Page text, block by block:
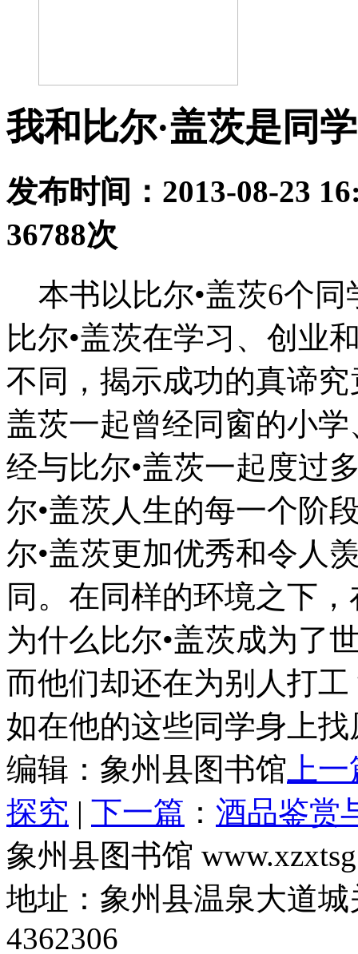
我和比尔·盖茨是同学
发布时间：2013-08-23
36788次
本书以比尔•盖茨6个同
比尔•盖茨在学习、创业
不同，揭示成功的真谛
盖茨一起曾经同窗的小
经与比尔•盖茨一起度过
尔•盖茨人生的每一个阶
尔•盖茨更加优秀和令人
同。在同样的环境之下
为什么比尔•盖茨成为了
而他们却还在为别人打
如在他的这些同学身上找
编辑：象州县图书馆 上
探究 | 下一篇 ： 酒品鉴赏
象州县图书馆
地址：象州县温泉大道
4362306